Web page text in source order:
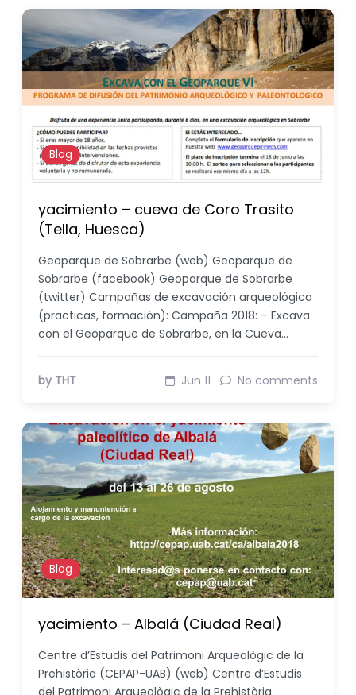
Blog
yacimiento – cueva de Coro Trasito
(Tella, Huesca)
Geoparque de Sobrarbe (web) Geoparque de
Sobrarbe (facebook) Geoparque de Sobrarbe
(twitter) Campañas de excavación arqueológica
(practicas, formación): Campaña 2018: – Excava
con el Geoparque de Sobrarbe, en la Cueva…
by THT Jun 11 No comments
Blog
yacimiento – Albalá (Ciudad Real)
Centre d’Estudis del Patrimoni Arqueològic de la
Prehistòria (CEPAP-UAB) (web) Centre d’Estudis
del Patrimoni Arqueològic de la Prehistòria